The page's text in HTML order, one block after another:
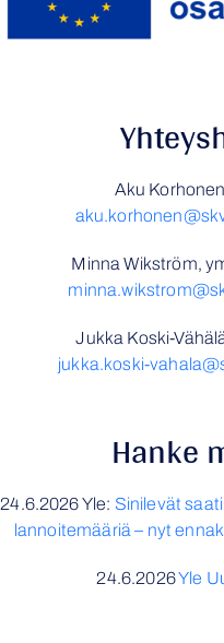
Aku
Minna Wikström,
Jukka Koski-
jukka.koski-
Hanke
24.6.2026 Yle: Sinilevät
lannoitemääriä – nyt
24.6.2026Yle